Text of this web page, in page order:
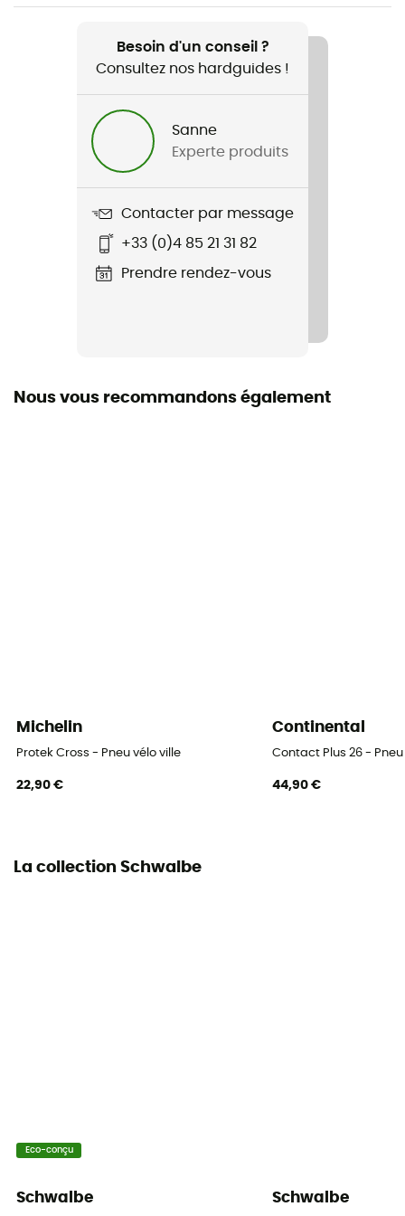
Nom du produit
Marathon PLUS Performance SmartGuard E/25
Besoin d'un conseil ?
Consultez nos hardguides !
Sanne
Experte produits
Contacter par message
+33 (0)4 85 21 31 82
Prendre rendez-vous
Nous vous recommandons également
Michelin
Protek Cross - Pneu vélo ville
22,90 €
Continental
Contact Plus 26 - Pneu
44,90 €
La collection Schwalbe
Eco-conçu
Schwalbe Schwalbe